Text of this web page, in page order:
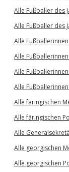
Alle Fußballer des
Alle Fußballer des
Alle
Alle
Alle
Alle
Alle färingischen
Alle färingischen
Alle
Alle georgischen
Alle georgischen